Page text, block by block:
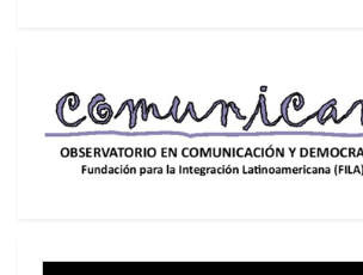
Ricardo Samaniego, director del
Economía Aplicada y Políticas
tajante al asegurar a IPS que